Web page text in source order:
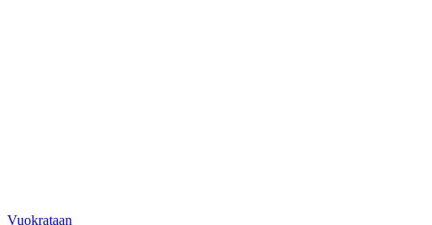
Vuokrataan